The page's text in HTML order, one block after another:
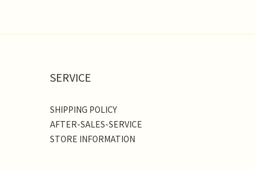
SERVICE
SHIPPING POLICY
AFTER-SALES-SERVICE
STORE INFORMATION